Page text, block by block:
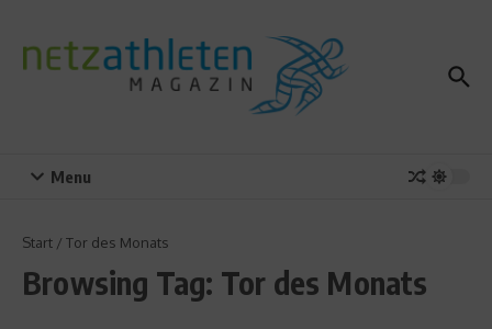
Menu
Start / Tor des Monats
Browsing Tag: Tor des Monats